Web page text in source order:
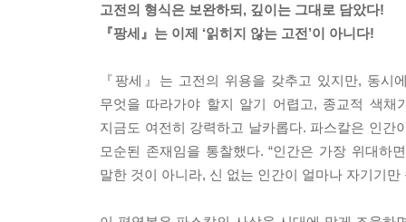
고전의 형식은 보완하되, 깊이는 그대로 담았다!
『팡세』는 이제 ‘읽히지 않는 고전’이 아니다!
『팡세』는 고전의 위용을 갖추고 있지만, 동
무엇을 따라가야 할지 알기 어렵고, 종교적 색
지금도 여전히 강력하고 날카롭다. 파스칼은 인
모순된 존재임을 통찰했다. “인간은 가장 위대하
말한 것이 아니라, 신 없는 인간이 얼마나 자기기